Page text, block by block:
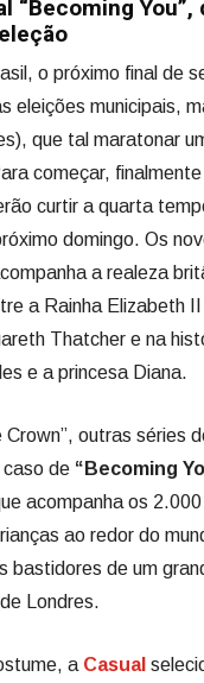
“Becoming You”,
o próximo final de
eleições municipais,
que tal maratonar
começar,
curtir a quarta
domingo. Os
a realeza
a Rainha Elizabeth
Thatcher e na
e a princesa Diana.
Crown”, outras séries
de “Becoming
acompanha os
ao redor do
bastidores de um
Londres.
a Casual